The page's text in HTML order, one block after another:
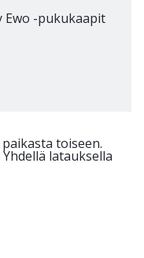
Ewo -pukukaapit